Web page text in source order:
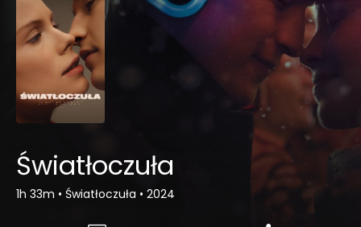
Światłoczuła
1h 33m • Światłoczuła • 2024